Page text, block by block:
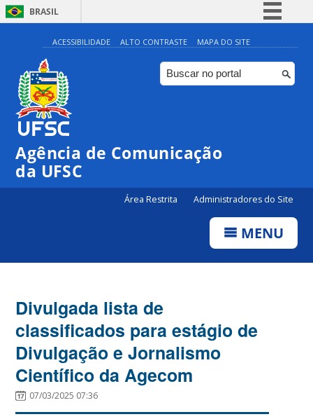
BRASIL
Simplifique!
Comunica BR
Participe
Canais
ACESSIBILIDADE ALTO CONTRASTE MAPA DO SITE
Agência de Comunicação
da UFSC
Área Restrita Administradores do Site
MENU
Divulgada lista de
classificados para estágio de
Divulgação e Jornalismo
Científico da Agecom
07/03/2025 07:36